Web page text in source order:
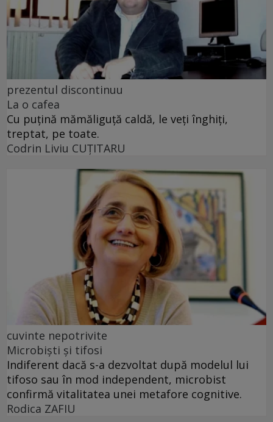
prezentul discontinuu
La o cafea
Cu puţină mămăliguţă caldă, le veţi înghiţi,
treptat, pe toate.
Codrin Liviu CUŢITARU
cuvinte nepotrivite
Microbiști și tifosi
Indiferent dacă s-a dezvoltat după modelul lui
tifoso sau în mod independent, microbist
confirmă vitalitatea unei metafore cognitive.
Rodica ZAFIU